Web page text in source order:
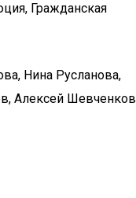
Гражданская
Нина Русланова,
Алексей Шевченков